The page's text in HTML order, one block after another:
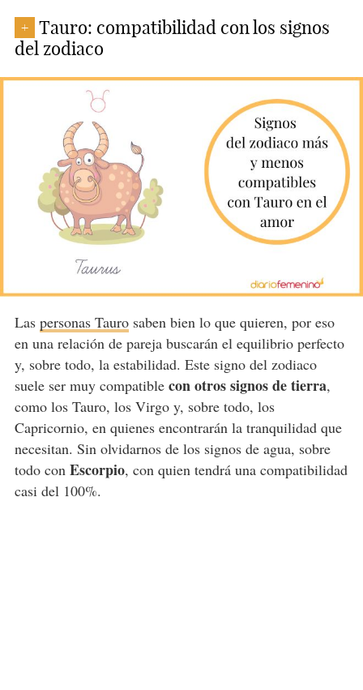
+
Tauro: compatibilidad con los signos
del zodiaco
Las personas Taurosaben bien lo que quieren, por eso
en una relación de pareja buscarán el equilibrio perfecto
y, sobre todo, la estabilidad. Este signo del zodiaco
suele ser muy compatible con otros signos de tierra,
como los Tauro, los Virgo y, sobre todo, los
Capricornio, en quienes encontrarán la tranquilidad que
necesitan. Sin olvidarnos de los signos de agua, sobre
todo con Escorpio, con quien tendrá una compatibilidad
casi del 100%.